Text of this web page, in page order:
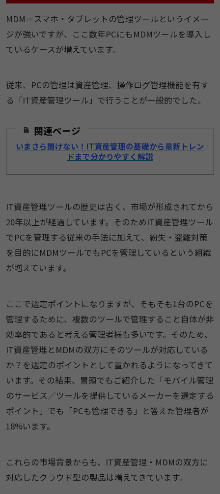
MDM＝スマホ・タブレットの管理ツールというイメー
ジが強いですが、ここ数年PCにもMDMツールを導入し
ているケースが増えています。
従来、PCの管理は資産管理、操作ログ管理機能を有す
る「IT資産管理ツール」で行うことが一般的でした。
関連ページ
いまさら聞けない！IT資産管理の基礎から最新トレン
ドまで分かりやすく解説
IT資産管理ツールの歴史は古く、市場が形成されてから
20年以上が経過しています。そのためIT資産管理ツール
でPCを管理する従来の手法に加えて、紛失・盗難対策
を目的にMDMツールでもPCを管理しているという組織
が増えています。
ここで選定ポイントになりますが、そもそも1台のPCを
管理するために、複数のツールで管理すること自体が非
効率的であると考える管理者様も多いです。そのため、
IT資産管理とMDMの双方にそのツールが対応している
か？を選定のポイントとして置かれるようになってきて
います。その結果、冒頭でもご紹介した「モバイル管理
のサービス／ツールを提供しているメーカーを選定する
ポイント」でも「PCも管理できる」と答えた管理者が
18%います。
これらの市場背景からも、IT資産管理・MDMの双方に
対応したクラウド型の製品は増えてきています。